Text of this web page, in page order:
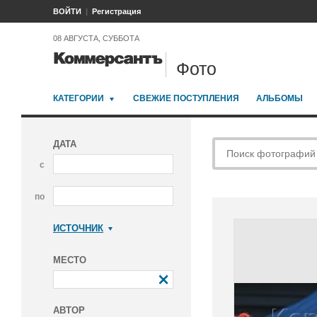
ВОЙТИ Регистрация
08 АВГУСТА, СУББОТА
Фото
КАТЕГОРИИ СВЕЖИЕ ПОСТУПЛЕНИЯ АЛЬБОМЫ
ДАТА
с
по
ИСТОЧНИК
МЕСТО
АВТОР